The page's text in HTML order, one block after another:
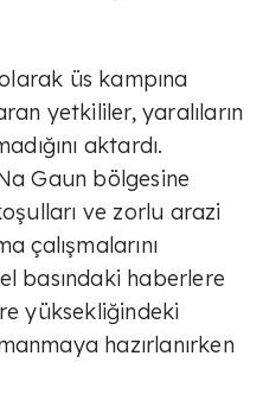
üs kampına
yetkililer, yaralıların
aktardı.
Gaun bölgesine
ve zorlu arazi
çalışmalarını
basındaki haberlere
yüksekliğindeki
hazırlanırken